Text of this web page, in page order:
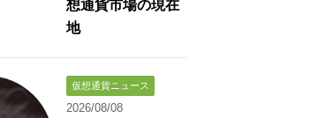
想通貨市場の現在
地
仮想通貨ニュース
2026/08/08